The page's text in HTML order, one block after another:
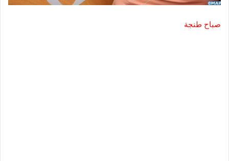
صباح طنجة